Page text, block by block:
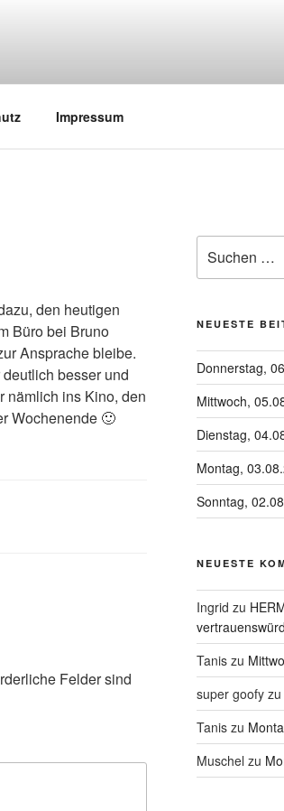
Impressum
den heutigen
Büro bei Bruno
Ansprache bleibe.
besser und
nämlich ins Kino, den
Wochenende 🙂
Felder sind
nach:
NEUESTE
Donnerstag,
Mittwoch,
Dienstag,
Montag,
Sonntag,
NEUESTE
Ingrid zu
Taniszu
super goofyzu
Taniszu
Muschel zu